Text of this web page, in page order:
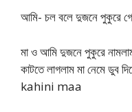
আমি- চল বলে দুজনে
মা ও আমি দুজনে পুকুরে
কাটতে লাগলাম মা নেমে ডুব
kahini maa